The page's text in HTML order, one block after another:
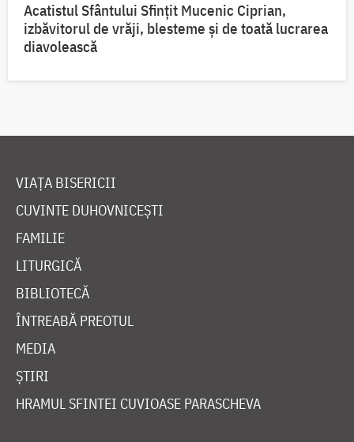
Acatistul Sfântului Sfințit Mucenic Ciprian,
izbăvitorul de vrăji, blesteme și de toată lucrarea
diavolească
VIAȚA BISERICII
CUVINTE DUHOVNICEȘTI
FAMILIE
LITURGICĂ
BIBLIOTECĂ
ÎNTREABĂ PREOTUL
MEDIA
ȘTIRI
HRAMUL SFINTEI CUVIOASE PARASCHEVA